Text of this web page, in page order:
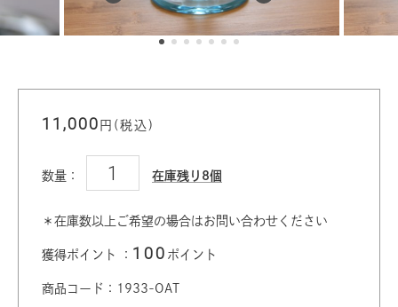
11,000 円(税込)
数量： 在庫残り8個
＊在庫数以上ご希望の場合はお問い合わせください
獲得ポイント ： 100 ポイント
商品コード：1933-OAT